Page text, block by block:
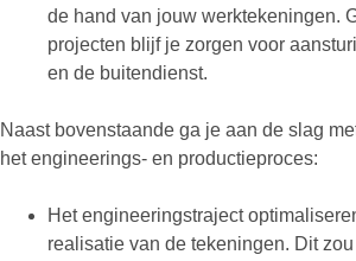
de hand van jouw werktekeningen.
projecten blijf je zorgen voor
en de buitendienst.
Naast bovenstaande ga je aan de slag
het engineerings- en productieproces:
Het engineeringstraject
realisatie van de tekeningen. Dit